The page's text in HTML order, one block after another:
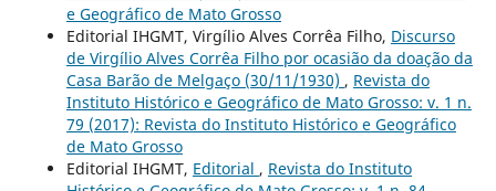
e Geográfico de Mato Grosso
Editorial IHGMT, Virgílio Alves Corrêa Filho, Discurso
de Virgílio Alves Corrêa Filho por ocasião da doação da
Casa Barão de Melgaço (30/11/1930) , Revista do
Instituto Histórico e Geográfico de Mato Grosso: v. 1 n.
79 (2017): Revista do Instituto Histórico e Geográfico
de Mato Grosso
Editorial IHGMT, Editorial , Revista do Instituto